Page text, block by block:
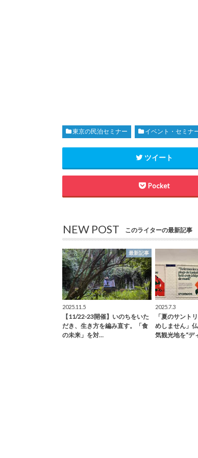
東京の民泊セミナー イベント・セミナ
ツイート
Pocket
NEW POST このライターの最新記事
最新記事
2025.11.5
【11/22-23開催】いのちをいた
だき、生き方を編み直す。「食
の未来」を対…
2025.7.3
「夏のサント
めしません」
気観光地を“デ